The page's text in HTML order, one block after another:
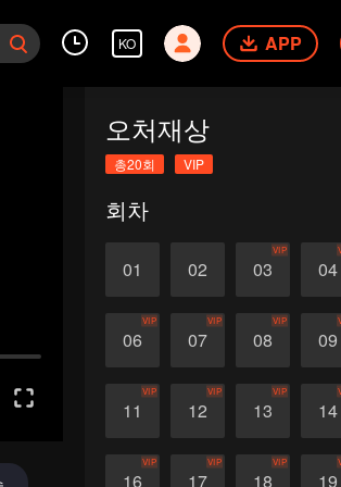
KO APP
오처재상
총20회 VIP
회차
01 02 03
VIP
04
06
VIP
07
VIP
08
VIP
09
11
VIP
12
VIP
13
VIP
14
16
VIP
17
VIP
18
VIP
19